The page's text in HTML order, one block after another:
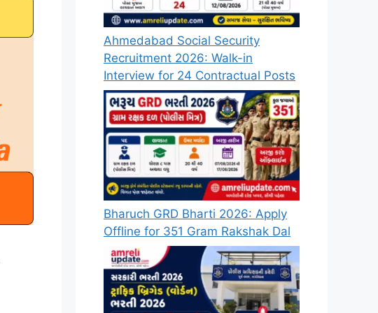
Ahmedabad Social Security
Recruitment 2026: Walk-in
Interview for 24 Contractual Posts
Bharuch GRD Bharti 2026: Apply
Offline for 351 Gram Rakshak Dal